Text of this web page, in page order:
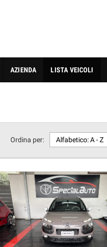
AZIENDA LISTA VEICOLI
Ordina per: